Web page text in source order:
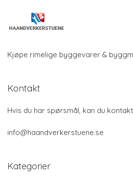
Kjøpe rimelige byggevarer &
Kontakt
Hvis du har spørsmål, kan du
info@haandverkerstuene.se
Kategorier